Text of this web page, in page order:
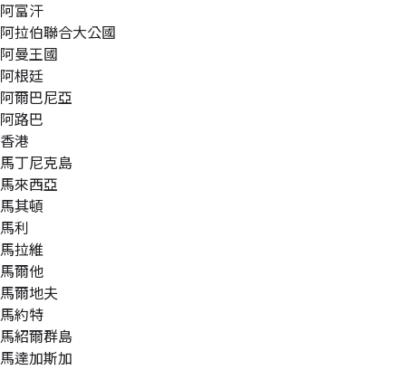
阿富汗
阿拉伯聯合大公國
阿曼王國
阿根廷
阿爾巴尼亞
阿路巴
香港
馬丁尼克島
馬來西亞
馬其頓
馬利
馬拉維
馬爾他
馬爾地夫
馬約特
馬紹爾群島
馬達加斯加